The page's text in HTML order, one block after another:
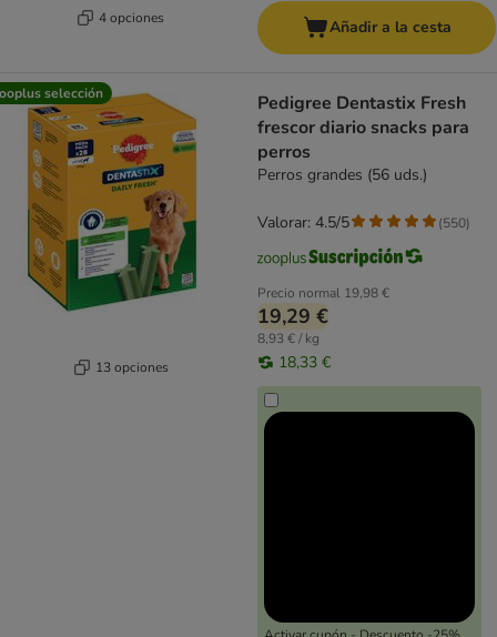
4 opciones Añadir a la cesta
selección
13 opciones
Pedigree Dentastix Fresh
frescor diario snacks para
perros
Perros grandes (56 uds.)
Precio normal 19,98 €
19,29 €
8,93 € / kg
18,33 €
Valorar: 4.5/5 (550)